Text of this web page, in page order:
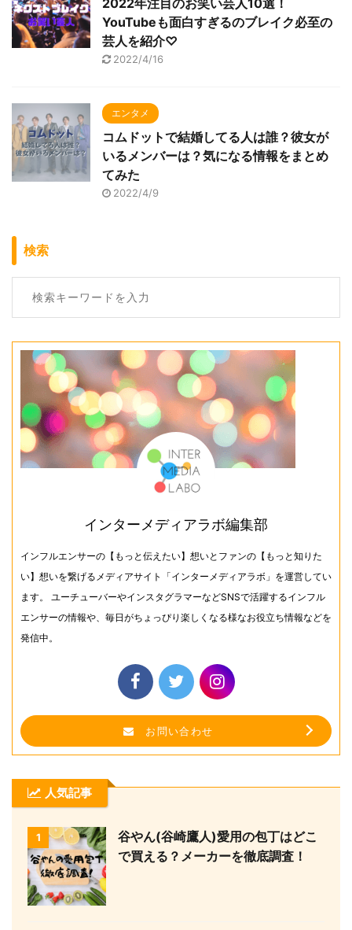
2022年注目のお笑い芸人10選！
YouTubeも面白すぎるのブレイク必至の
芸人を紹介♡
2022/4/16
エンタメ
コムドットで結婚してる人は誰？彼女が
いるメンバーは？気になる情報をまとめ
てみた
2022/4/9
検索
インターメディアラボ編集部
インフルエンサーの【もっと伝えたい】想いとファンの【もっと知りた
い】想いを繋げるメディアサイト「インターメディアラボ」を運営してい
ます。 ユーチューバーやインスタグラマーなどSNSで活躍するインフル
エンサーの情報や、毎日がちょっぴり楽しくなる様なお役立ち情報などを
発信中。
お問い合わせ
人気記事
1
谷やん(谷崎鷹人)愛用の包丁はどこ
で買える？メーカーを徹底調査！